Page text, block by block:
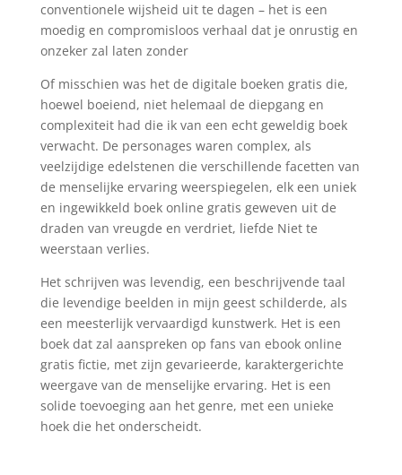
conventionele wijsheid uit te dagen – het is een
moedig en compromisloos verhaal dat je onrustig en
onzeker zal laten zonder
Of misschien was het de digitale boeken gratis die,
hoewel boeiend, niet helemaal de diepgang en
complexiteit had die ik van een echt geweldig boek
verwacht. De personages waren complex, als
veelzijdige edelstenen die verschillende facetten van
de menselijke ervaring weerspiegelen, elk een uniek
en ingewikkeld boek online gratis geweven uit de
draden van vreugde en verdriet, liefde Niet te
weerstaan verlies.
Het schrijven was levendig, een beschrijvende taal
die levendige beelden in mijn geest schilderde, als
een meesterlijk vervaardigd kunstwerk. Het is een
boek dat zal aanspreken op fans van ebook online
gratis fictie, met zijn gevarieerde, karaktergerichte
weergave van de menselijke ervaring. Het is een
solide toevoeging aan het genre, met een unieke
hoek die het onderscheidt.